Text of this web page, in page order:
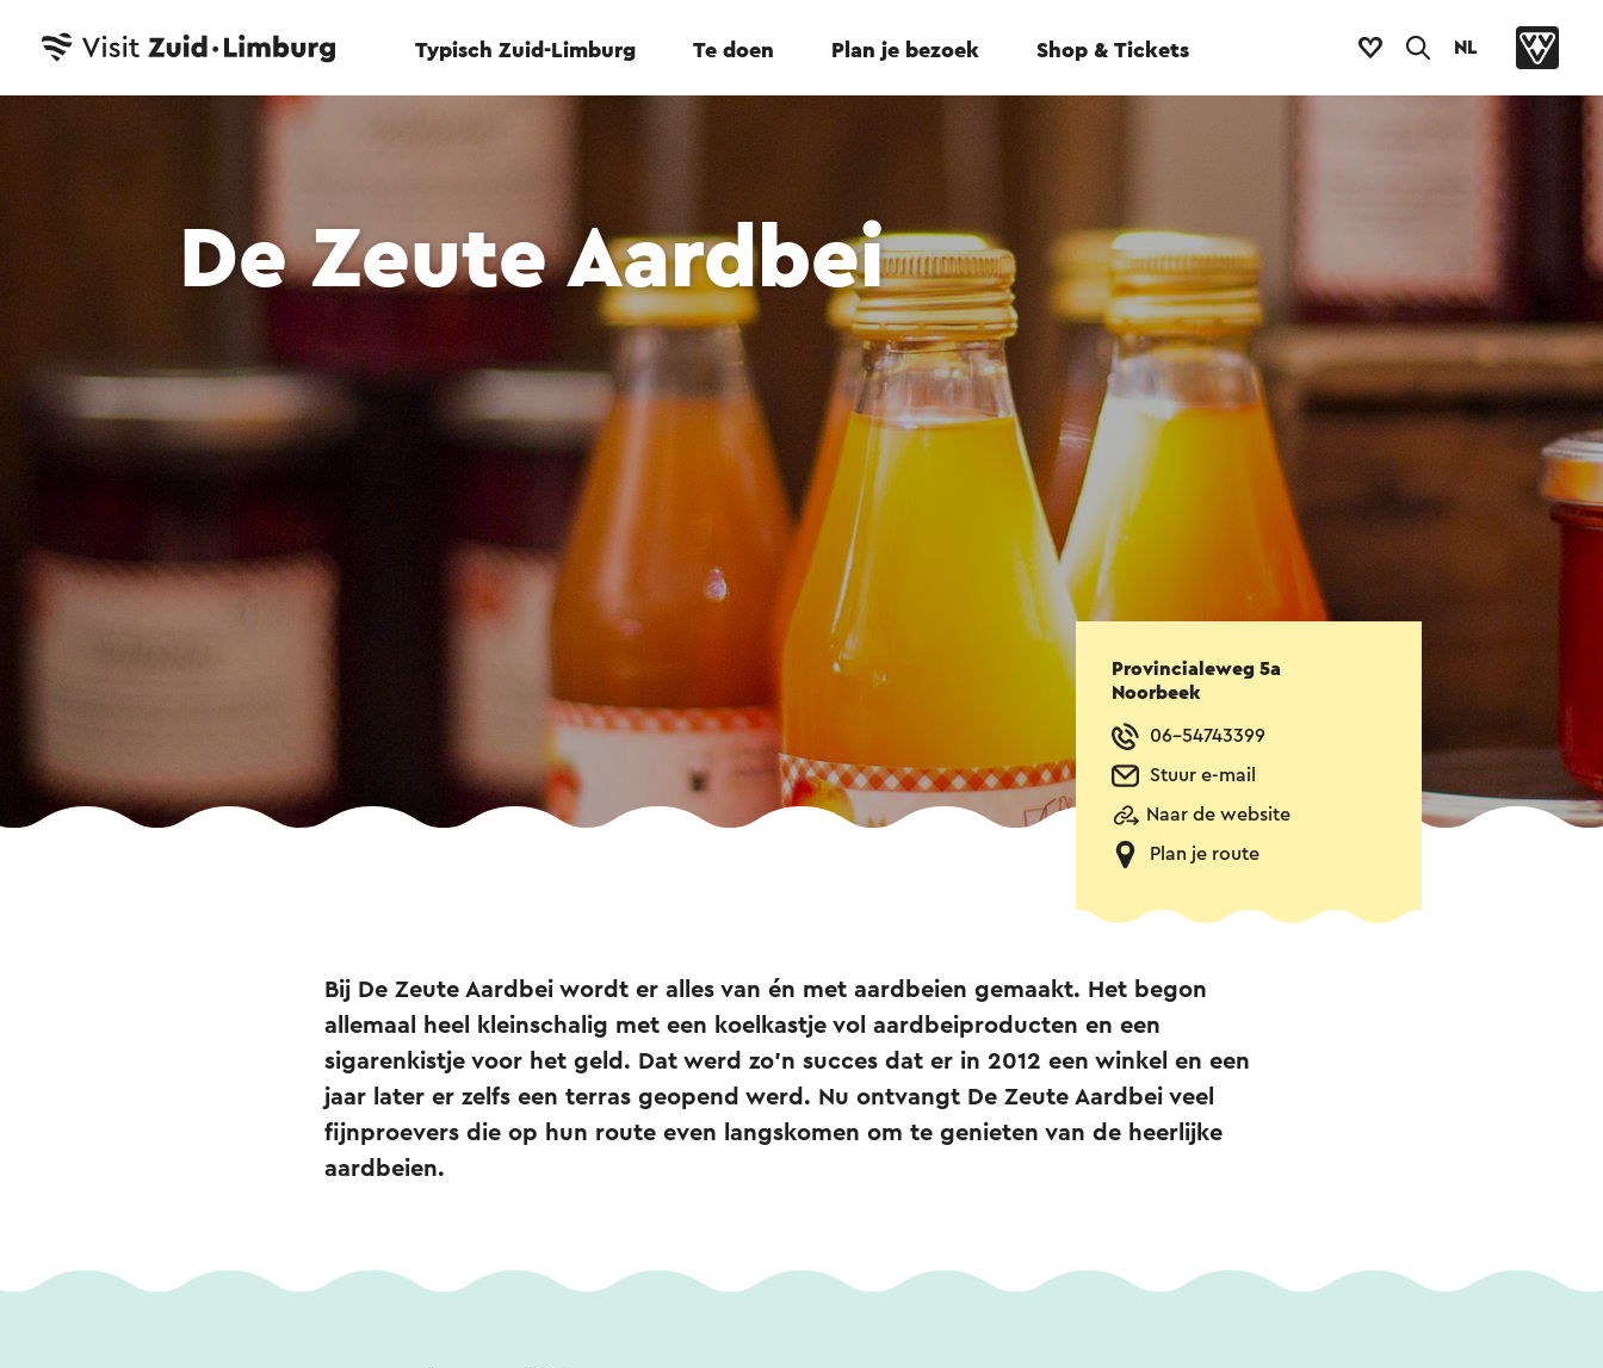
Typisch Zuid-Limburg Te doen Plan je bezoek Shop & Tickets NL
De Zeute Aardbei
Provincialeweg 5a
Noorbeek
06-54743399
Stuur e-mail
Naar de website
Plan je route
Bij De Zeute Aardbei wordt er alles van én met aardbeien gemaakt. Het begon
allemaal heel kleinschalig met een koelkastje vol aardbeiproducten en een
sigarenkistje voor het geld. Dat werd zo'n succes dat er in 2012 een winkel en een
jaar later er zelfs een terras geopend werd. Nu ontvangt De Zeute Aardbei veel
fijnproevers die op hun route even langskomen om te genieten van de heerlijke
aardbeien.